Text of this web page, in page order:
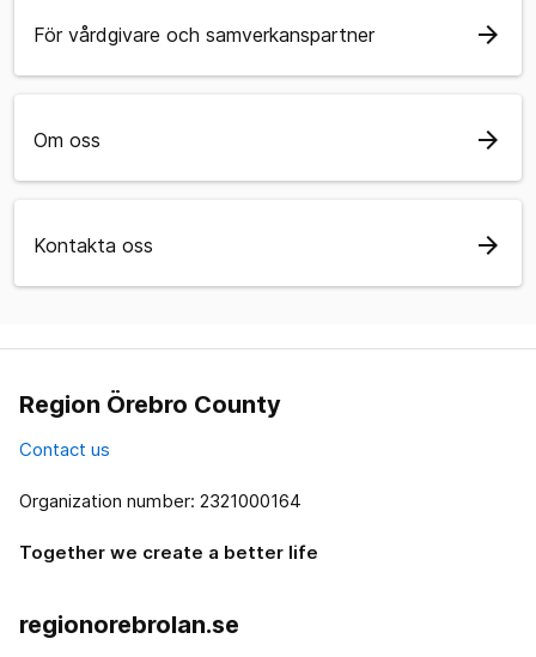
För vårdgivare och samverkanspartner arrow_forward
Om oss arrow_forward
Kontakta oss arrow_forward
Region Örebro County
Contact us
Organization number: 2321000164
Together we create a better life
regionorebrolan.se